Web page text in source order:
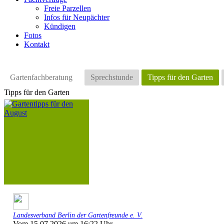
Freie Parzellen
Infos für Neupächter
Kündigen
Fotos
Kontakt
Gartenfachberatung Sprechstunde Tipps für den Garten
Tipps für den Garten
Landesverband Berlin der Gartenfreunde e. V.